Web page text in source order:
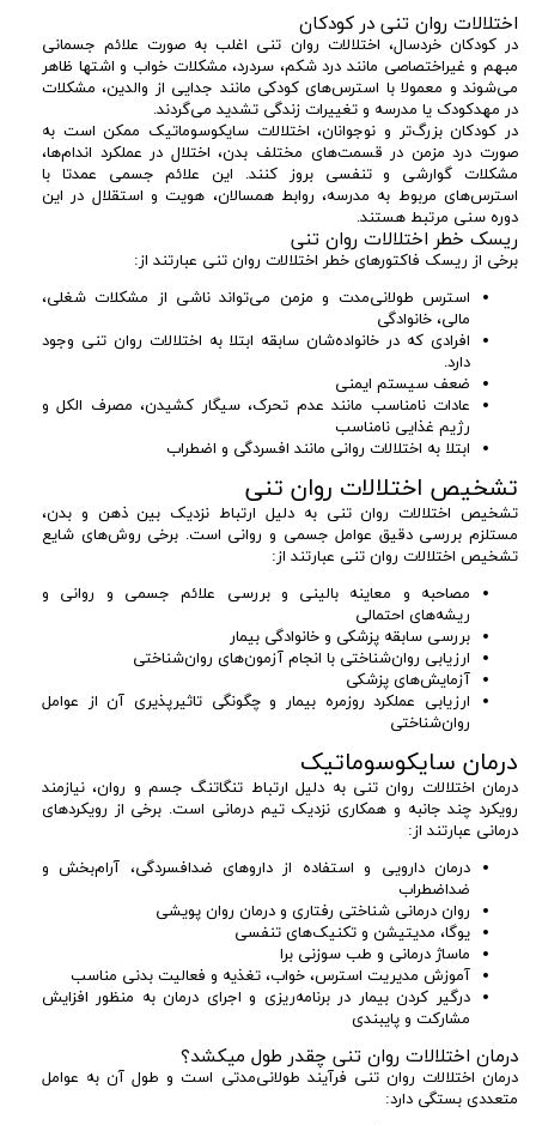
اختلالات روان تنی در کودکان
در کودکان خردسال، اختلالات روان تنی اغلب به صورت علائم جسمانی
مبهم و غیراختصاصی مانند درد شکم، سردرد، مشکلات خواب و اشتها ظاهر
می‌شوند و معمولا با استرس‌های کودکی مانند جدایی از والدین، مشکلات
در مهدکودک یا مدرسه و تغییرات زندگی تشدید می‌گردند.
در کودکان بزرگ‌تر و نوجوانان، اختلالات سایکوسوماتیک ممکن است به
صورت درد مزمن در قسمت‌های مختلف بدن، اختلال در عملکرد اندام‌ها،
مشکلات گوارشی و تنفسی بروز کنند. این علائم جسمی عمدتا با
استرس‌های مربوط به مدرسه، روابط همسالان، هویت و استقلال در این
دوره سنی مرتبط هستند.
ریسک خطر اختلالات روان تنی
برخی از ریسک فاکتورهای خطر اختلالات روان تنی عبارتند از:
استرس طولانی‌مدت و مزمن می‌تواند ناشی از مشکلات شغلی،
مالی، خانوادگی
افرادی که در خانواده‌شان سابقه ابتلا به اختلالات روان تنی وجود
دارد.
ضعف سیستم ایمنی
عادات نامناسب مانند عدم تحرک، سیگار کشیدن، مصرف الکل و
رژیم غذایی نامناسب
ابتلا به اختلالات روانی مانند افسردگی و اضطراب
تشخیص اختلالات روان تنی
تشخیص اختلالات روان تنی به دلیل ارتباط نزدیک بین ذهن و بدن،
مستلزم بررسی دقیق عوامل جسمی و روانی است. برخی روش‌های شایع
تشخیص اختلالات روان تنی عبارتند از:
مصاحبه و معاینه بالینی و بررسی علائم جسمی و روانی و
ریشه‌های احتمالی
بررسی سابقه پزشکی و خانوادگی بیمار
ارزیابی روان‌شناختی با انجام آزمون‌های روان‌شناختی
آزمایش‌های پزشکی
ارزیابی عملکرد روزمره بیمار و چگونگی تاثیرپذیری آن از عوامل
روان‌شناختی
درمان سایکوسوماتیک
درمان اختلالات روان تنی به دلیل ارتباط تنگاتنگ جسم و روان، نیازمند
رویکرد چند جانبه و همکاری نزدیک تیم درمانی است. برخی از رویکردهای
درمانی عبارتند از:
درمان دارویی و استفاده از داروهای ضدافسردگی، آرام‌بخش و
ضداضطراب
روان درمانی شناختی رفتاری و درمان روان‌‌ پویشی
یوگا، مدیتیشن و تکنیک‌های تنفسی
ماساژ درمانی و طب سوزنی برا
آموزش مدیریت استرس، خواب، تغذیه و فعالیت بدنی مناسب
درگیر کردن بیمار در برنامه‌ریزی و اجرای درمان به منظور افزایش
مشارکت و پایبندی
درمان اختلالات روان تنی چقدر طول میکشد؟
درمان اختلالات روان تنی فرآیند طولانی‌مدتی است و طول آن به عوامل
متعددی بستگی دارد: